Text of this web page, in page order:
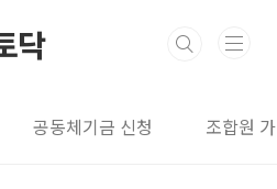
닥
공동체기금 신청 조합원